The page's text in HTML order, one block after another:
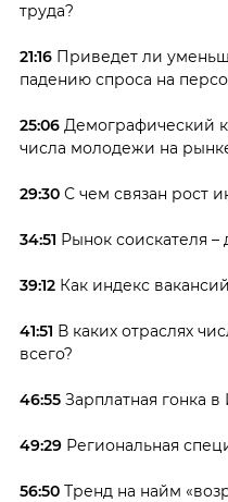
труда?
21:16Приведет ли
падению спроса на
25:06Демографический
числа молодежи на
29:30С чем связан рост
34:51 Рынок соискателя
39:12Как индекс
41:51 В каких отраслях
всего?
46:55 Зарплатная гонка
49:29Региональная
56:50Тренд на найм